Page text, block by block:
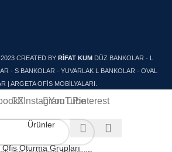
CREATED BY RİFAT KUM DÜZ BANKOLAR - L
- S BANKOLAR - YUVARLAK L BANKOLAR - OVAL
| ARGETA OFİS MOBİLYALARI.
X InstagramYouTubePinterest
Ürünler
Ofis Oturma Grupları